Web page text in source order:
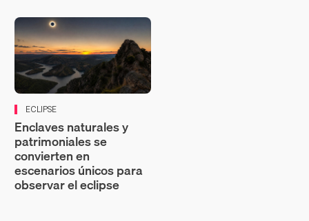
ECLIPSE
Enclaves naturales y
patrimoniales se
convierten en
escenarios únicos para
observar el eclipse